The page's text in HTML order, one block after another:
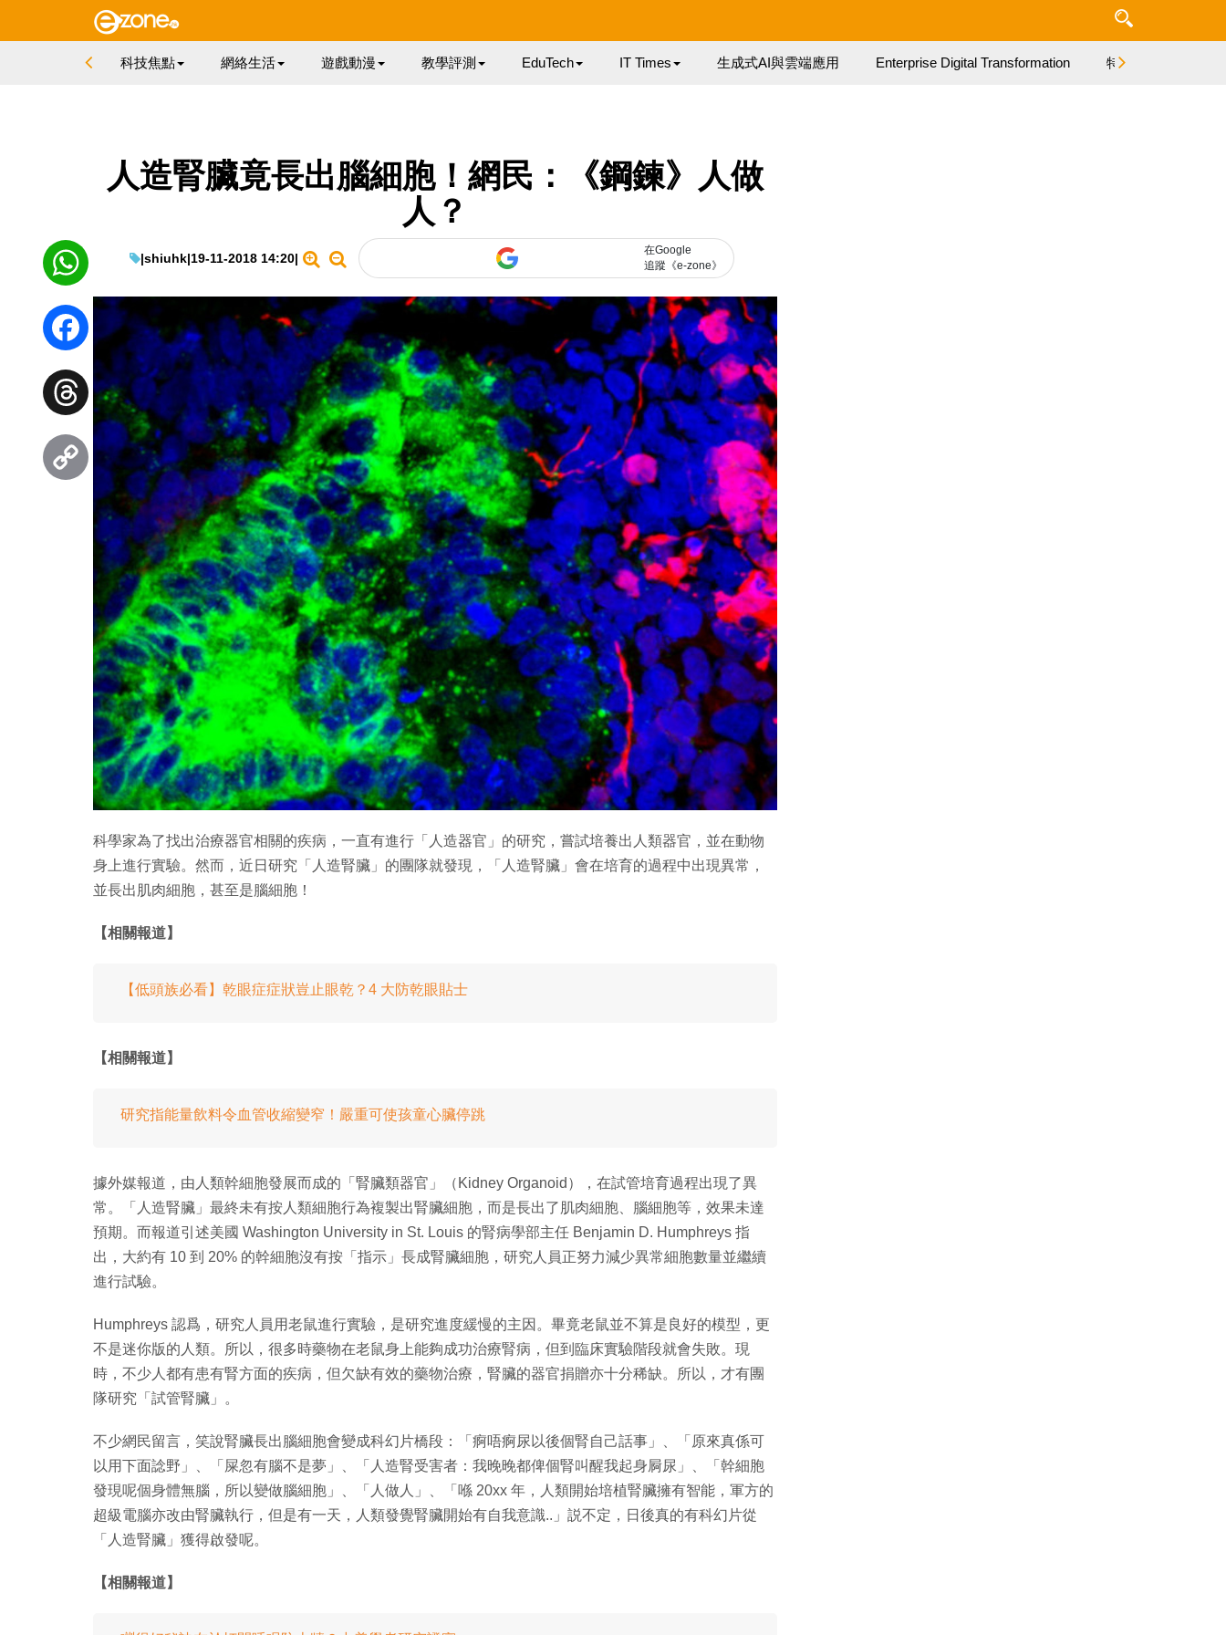
科技焦點 網絡生活 遊戲動漫 教學評測 EduTech IT Times 生成式AI與雲端應用 Enterprise Digital Transformation 特集
人造腎臟竟長出腦細胞！網民：《鋼鍊》人做
人？
|shiuhk|19-11-2018 14:20|
在Google
追蹤《e-zone》
科學家為了找出治療器官相關的疾病，一直有進行「人造器官」的研究，嘗試培養出人類器官，並在動物
身上進行實驗。然而，近日研究「人造腎臟」的團隊就發現，「人造腎臟」會在培育的過程中出現異常，
並長出肌肉細胞，甚至是腦細胞！
【相關報道】
【低頭族必看】乾眼症症狀豈止眼乾？4 大防乾眼貼士
【相關報道】
研究指能量飲料令血管收縮變窄！嚴重可使孩童心臟停跳
據外媒報道，由人類幹細胞發展而成的「腎臟類器官」（Kidney Organoid），在試管培育過程出現了異
常。「人造腎臟」最終未有按人類細胞行為複製出腎臟細胞，而是長出了肌肉細胞、腦細胞等，效果未達
預期。而報道引述美國 Washington University in St. Louis 的腎病學部主任 Benjamin D. Humphreys 指
出，大約有 10 到 20% 的幹細胞沒有按「指示」長成腎臟細胞，研究人員正努力減少異常細胞數量並繼續
進行試驗。
Humphreys 認爲，研究人員用老鼠進行實驗，是研究進度緩慢的主因。畢竟老鼠並不算是良好的模型，更
不是迷你版的人類。所以，很多時藥物在老鼠身上能夠成功治療腎病，但到臨床實驗階段就會失敗。現
時，不少人都有患有腎方面的疾病，但欠缺有效的藥物治療，腎臟的器官捐贈亦十分稀缺。所以，才有團
隊研究「試管腎臟」。
不少網民留言，笑說腎臟長出腦細胞會變成科幻片橋段：「痾唔痾尿以後個腎自己話事」、「原來真係可
以用下面諗野」、「屎忽有腦不是夢」、「人造腎受害者：我晚晚都俾個腎叫醒我起身屙尿」、「幹細胞
發現呢個身體無腦，所以變做腦細胞」、「人做人」、「喺 20xx 年，人類開始培植腎臟擁有智能，軍方的
超級電腦亦改由腎臟執行，但是有一天，人類發覺腎臟開始有自我意識..」説不定，日後真的有科幻片從
「人造腎臟」獲得啟發呢。
【相關報道】
WhatsApp
Facebook
Threads
Copy
Link